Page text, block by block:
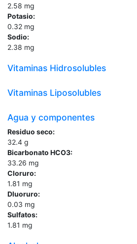
2.58 mg
Potasio:
0.32 mg
Sodio:
2.38 mg
Vitaminas Hidrosolubles
Vitaminas Liposolubles
Agua y componentes
Residuo seco:
32.4 g
Bicarbonato HCO3:
33.26 mg
Cloruro:
1.81 mg
Dluoruro:
0.03 mg
Sulfatos:
1.81 mg